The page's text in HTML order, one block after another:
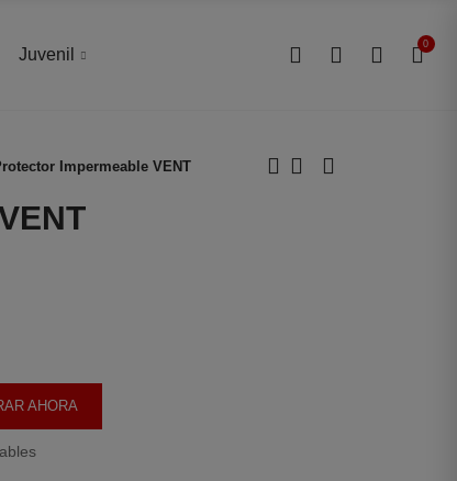
Juvenil
0
Impermeable VENT
AHORA